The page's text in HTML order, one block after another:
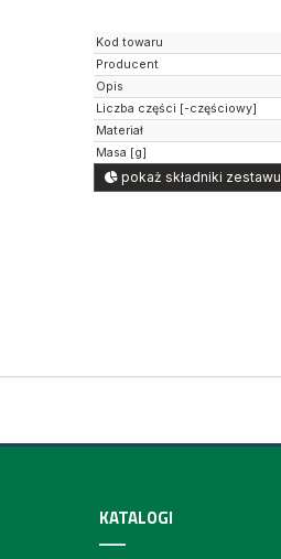
Kod towaru
Producent
Opis
Liczba części [-częściowy]
Materiał
Masa [g]
pokaż składniki zestawu
KATALOGI